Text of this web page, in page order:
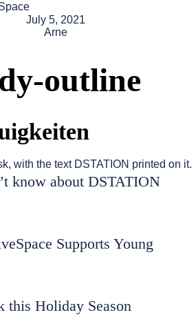
July 5, 2021
Arne
outline
know about DSTATION
Supports Young
this Holiday Season